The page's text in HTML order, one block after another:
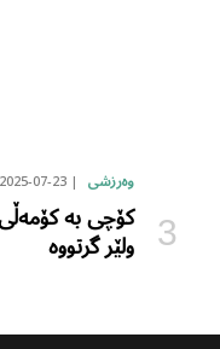
وەرزشی 2025-07-23
کۆچی بە
ولێر گرتووە